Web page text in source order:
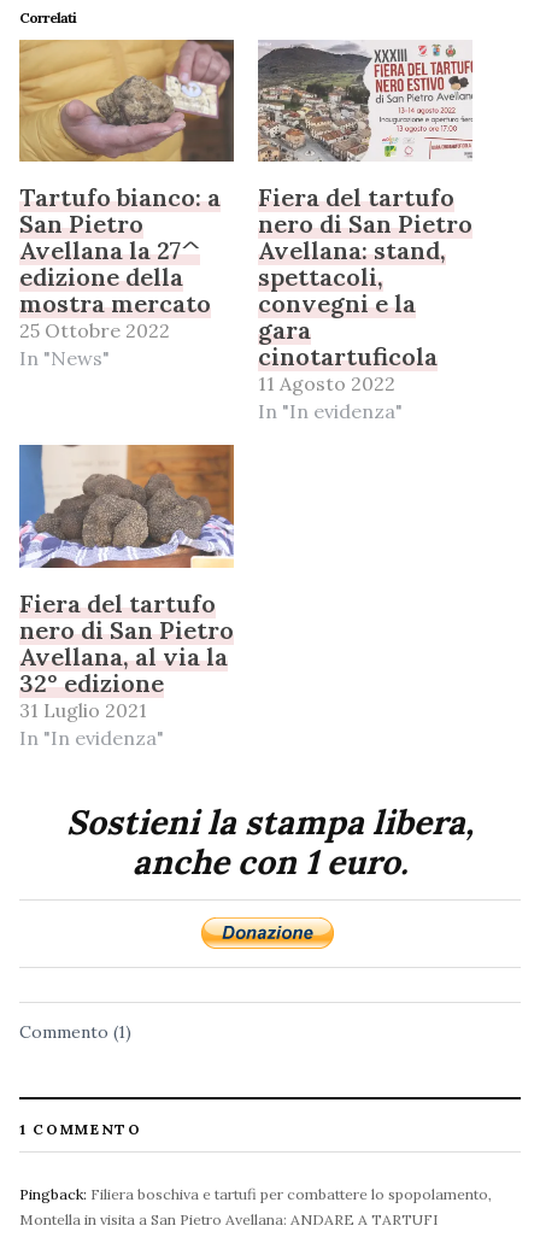
Correlati
Tartufo bianco: a
San Pietro
Avellana la 27^
edizione della
mostra mercato
25 Ottobre 2022
In "News"
Fiera del tartufo
nero di San Pietro
Avellana: stand,
spettacoli,
convegni e la
gara
cinotartuficola
11 Agosto 2022
In "In evidenza"
Fiera del tartufo
nero di San Pietro
Avellana, al via la
32° edizione
31 Luglio 2021
In "In evidenza"
Sostieni la stampa libera,
anche con 1 euro.
Commento (1)
1 COMMENTO
Pingback: Filiera boschiva e tartufi per combattere lo spopolamento,
Montella in visita a San Pietro Avellana: ANDARE A TARTUFI